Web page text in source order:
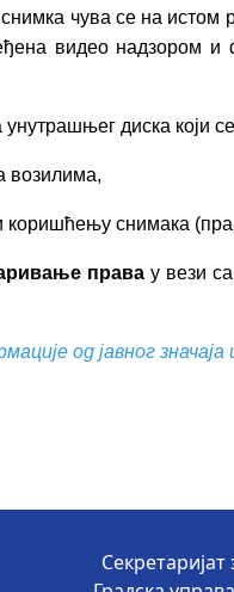
чува се на
видео
диска који
возилима,
коришћењу снимака
права у вези
од јавног
Секретаријат